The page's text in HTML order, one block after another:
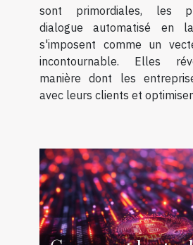
sont primordiales, les
dialogue automatisé en
s'imposent comme un
incontournable. Elles
manière dont les
avec leurs clients et